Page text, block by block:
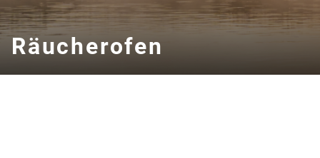
Räucherofen